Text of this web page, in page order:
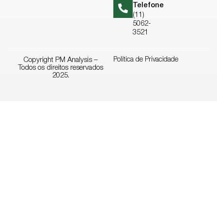
Telefone
(11)
5062-
3521
Copyright PM Analysis –
Todos os direitos reservados
2025.
Política de Privacidade